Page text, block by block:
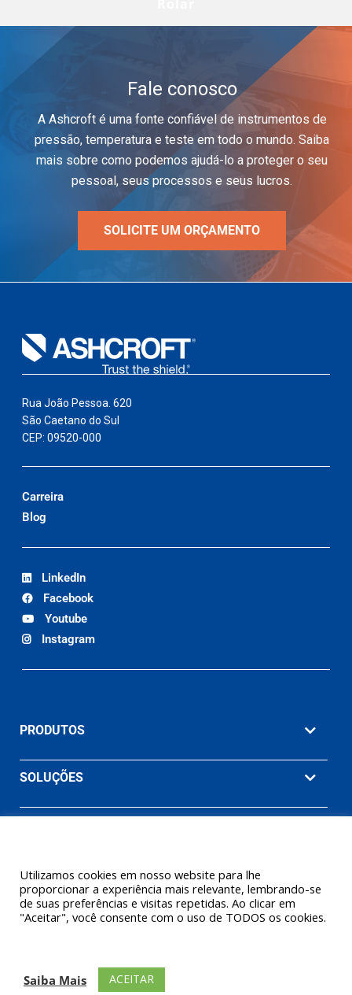
Fale conosco
A Ashcroft é uma fonte confiável de instrumentos de
pressão, temperatura e teste em todo o mundo. Saiba
mais sobre como podemos ajudá-lo a proteger o seu
pessoal, seus processos e seus lucros.
SOLICITE UM ORÇAMENTO
Rua João Pessoa. 620
São Caetano do Sul
CEP: 09520-000
Carreira
Blog
LinkedIn
Facebook
Youtube
Instagram
PRODUTOS
SOLUÇÕES
EMPRESA
Controle Ltda. (Uma empresa Ashcroft® Inc.) Todos os direitos
reservados.
Utilizamos cookies em nosso website para lhe
proporcionar a experiência mais relevante, lembrando-se
de suas preferências e visitas repetidas. Ao clicar em
"Aceitar", você consente com o uso de TODOS os cookies.
Saiba Mais ACEITAR